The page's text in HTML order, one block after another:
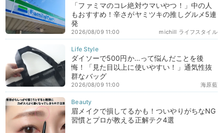
「ファミマのコレ絶対ウマいやつ！」中の人
もおすすめ！辛さがヤミツキの推しグルメ5連
発
michill ライフスタイル
2026/08/09 11:00
ダイソーで500円か…って悩んだことを後
悔！「見た目以上に使いやすい！」通気性抜
群なバッグ
海原藍
2026/08/09 11:00
眉メイクで損してるかも！ついやりがちなNG
習慣とプロが教える正解テク4選